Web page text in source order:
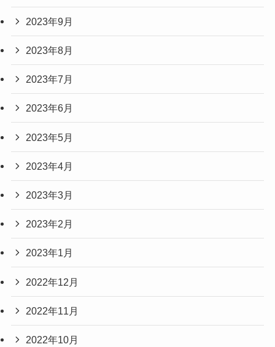
2023年9月
2023年8月
2023年7月
2023年6月
2023年5月
2023年4月
2023年3月
2023年2月
2023年1月
2022年12月
2022年11月
2022年10月